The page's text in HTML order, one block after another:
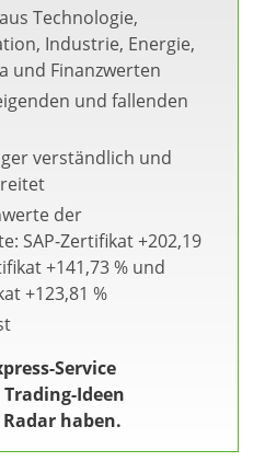
Technologie,
Industrie, Energie,
und Finanzwerten
und fallenden
verständlich und
der
SAP-Zertifikat +202,19
+141,73 % und
+123,81 %
Service
Ideen
haben.